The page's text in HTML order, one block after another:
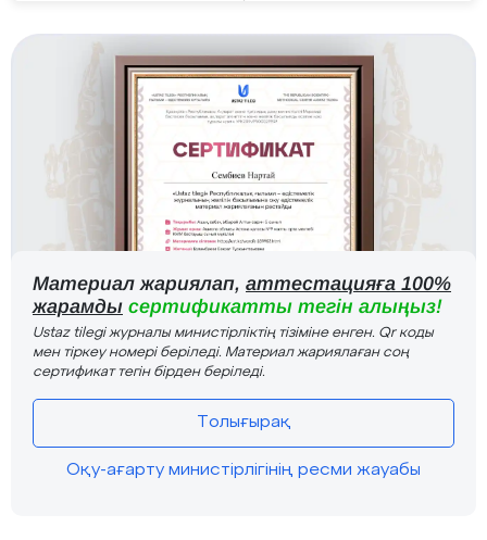
Материал жариялап, аттестацияға 100%
жарамды сертификатты тегін алыңыз!
Ustaz tilegi журналы министірліктің тізіміне енген. Qr коды
мен тіркеу номері беріледі. Материал жариялаған соң
сертификат тегін бірден беріледі.
Толығырақ
Оқу-ағарту министірлігінің ресми жауабы